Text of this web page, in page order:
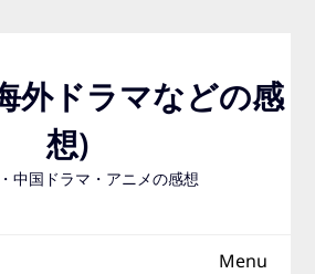
外ドラマなどの感
想)
中国ドラマ・アニメの感想
Menu